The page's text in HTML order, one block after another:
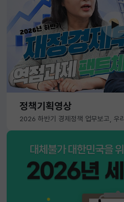
정책기획영상
2026 하반기 경제정책 업무보고, 우